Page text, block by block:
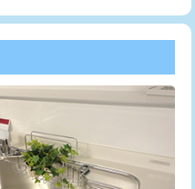
便
22,000円
3,300円
5,500円
止
5,500円
+3,300円
33,000円
8,800円